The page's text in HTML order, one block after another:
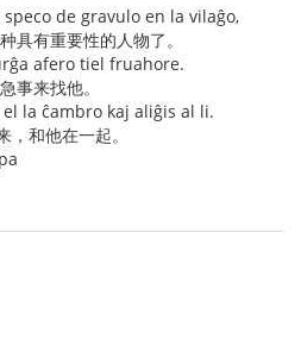
de gravulo en la vilaĝo,
具有重要性的人物了。
afero tiel fruahore.
事来找他。
la ĉambro kaj aliĝis al li.
和他在一起。